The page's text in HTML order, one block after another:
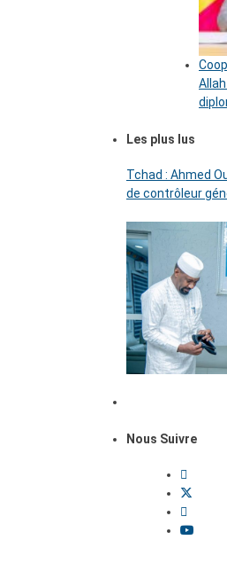
Les plus lus
Tchad : Ahmed
de contrôleur
Nous Suivre